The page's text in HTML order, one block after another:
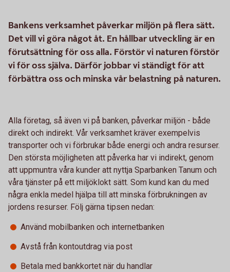
Bankens verksamhet påverkar miljön på flera sätt.
Det vill vi göra något åt. En hållbar utveckling är en
förutsättning för oss alla. Förstör vi naturen förstör
vi för oss själva. Därför jobbar vi ständigt för att
förbättra oss och minska vår belastning på naturen.
Alla företag, så även vi på banken, påverkar miljön - både
direkt och indirekt. Vår verksamhet kräver exempelvis
transporter och vi förbrukar både energi och andra resurser.
Den största möjligheten att påverka har vi indirekt, genom
att uppmuntra våra kunder att nyttja Sparbanken Tanum och
våra tjänster på ett miljöklokt sätt. Som kund kan du med
några enkla medel hjälpa till att minska förbrukningen av
jordens resurser. Följ gärna tipsen nedan:
Använd mobilbanken och internetbanken
Avstå från kontoutdrag via post
Betala med bankkortet när du handlar